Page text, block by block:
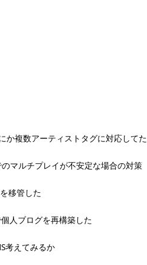
か複数アーティストタグに対応してた
のマルチプレイが不安定な場合の対策
移管した
人ブログを再構築した
考えてみるか